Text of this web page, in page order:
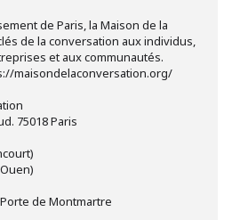
de Paris, la Maison de la
de la conversation aux individus,
et aux communautés.
maisondelaconversation.org/
75018 Paris
de Montmartre